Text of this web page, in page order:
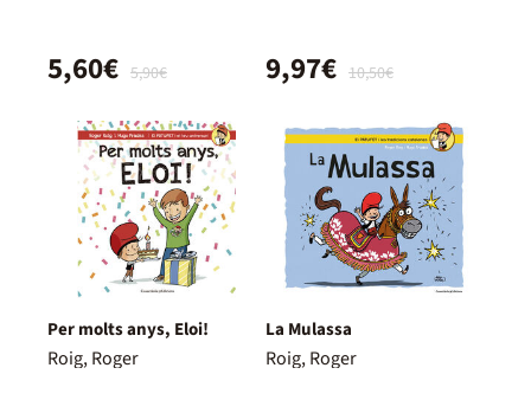
5,90€
5,60€ 10,50€
9,97€
Per molts anys, Eloi!
Roig, Roger
La Mulassa
Roig, Roger